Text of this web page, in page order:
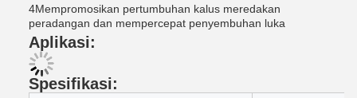
4Mempromosikan pertumbuhan kalus meredakan
peradangan dan mempercepat penyembuhan luka
Aplikasi:
Spesifikasi: